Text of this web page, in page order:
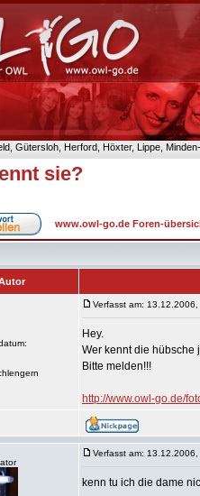
Gütersloh, Herford, Höxter, Lippe,
sie?
www.owl-go.de Foren-
Verfasst am:
Hey.
Wer kennt die hübsche
Bitte melden!!!
http://www.owl-go.de/
Verfasst am:
kenn tu ich die dame